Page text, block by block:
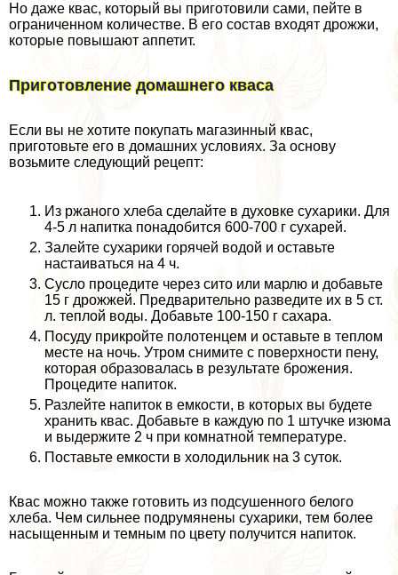
Но даже квас, который вы приготовили сами, пейте в
ограниченном количестве. В его состав входят дрожжи,
которые повышают аппетит.
Приготовление домашнего кваса
Если вы не хотите покупать магазинный квас,
приготовьте его в домашних условиях. За основу
возьмите следующий рецепт:
Из ржаного хлеба сделайте в духовке сухарики. Для
4-5 л напитка понадобится 600-700 г сухарей.
Залейте сухарики горячей водой и оставьте
настаиваться на 4 ч.
Сусло процедите через сито или марлю и добавьте
15 г дрожжей. Предварительно разведите их в 5 ст.
л. теплой воды. Добавьте 100-150 г сахара.
Посуду прикройте полотенцем и оставьте в теплом
месте на ночь. Утром снимите с поверхности пену,
которая образовалась в результате брожения.
Процедите напиток.
Разлейте напиток в емкости, в которых вы будете
хранить квас. Добавьте в каждую по 1 штучке изюма
и выдержите 2 ч при комнатной температуре.
Поставьте емкости в холодильник на 3 суток.
Квас можно также готовить из подсушенного белого
хлеба. Чем сильнее подрумянены сухарики, тем более
насыщенным и темным по цвету получится напиток.